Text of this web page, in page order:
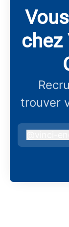
chez
trouver
vinci-